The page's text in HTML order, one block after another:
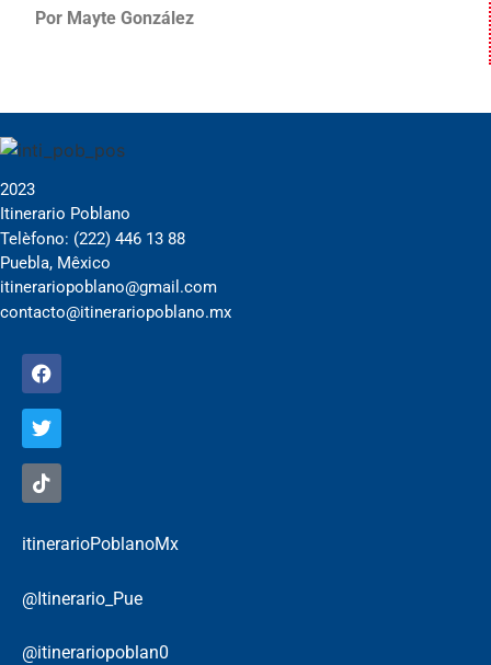
Por Mayte González
2023
Itinerario Poblano
Telèfono: (222) 446 13 88
Puebla, Mêxico
itinerariopoblano@gmail.com
contacto@itinerariopoblano.mx
itinerarioPoblanoMx
@Itinerario_Pue
@itinerariopoblan0